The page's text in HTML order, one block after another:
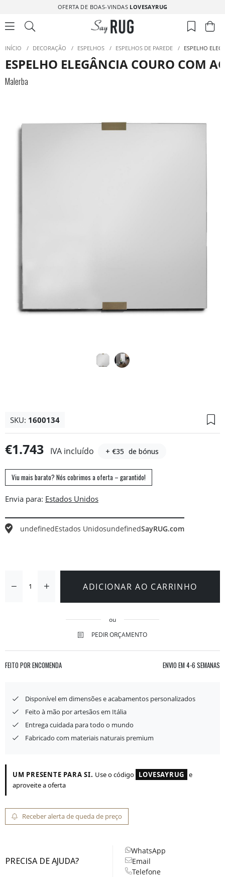
OFERTA DE BOAS-VINDAS LOVESAYRUG
INÍCIO / DECORAÇÃO / ESPELHOS / ESPELHOS DE PAREDE / ESPELHO
ESPELHO ELEGÂNCIA COURO COM
Malerba
SKU: 1600134
€1.743 IVA incluído + €35 de bónus
Viu mais barato? Nós cobrimos a oferta – garantido!
Envia para:
undefinedEstados UnidosundefinedSayRUG.com
ADICIONAR AO CARRINHO
ou
PEDIR ORÇAMENTO
FEITO POR ENCOMENDA ENVIO EM 4-6 SEMANAS
Disponível em dimensões e acabamentos personalizados
Feito à mão por artesãos em Itália
Entrega cuidada para todo o mundo
Fabricado com materiais naturais premium
UM PRESENTE PARA SI. Use o código LOVESAYRUG e
aproveite a oferta
Receber alerta de queda de preço
PRECISA DE AJUDA?
WhatsApp
Email
Telefone